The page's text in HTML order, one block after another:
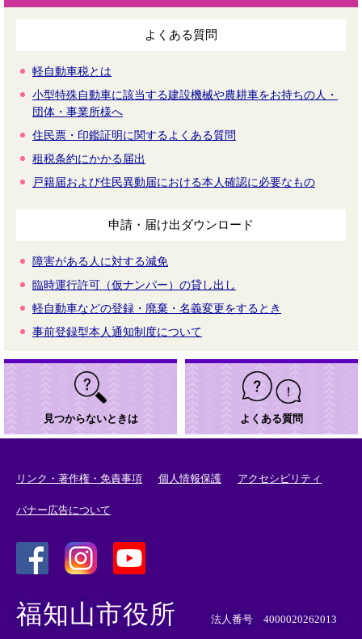
よくある質問
軽自動車税とは
小型特殊自動車に該当する建設機械や農耕車をお持ちの人・
団体・事業所様へ
住民票・印鑑証明に関するよくある質問
租税条約にかかる届出
戸籍届および住民異動届における本人確認に必要なもの
申請・届け出ダウンロード
障害がある人に対する減免
臨時運行許可（仮ナンバー）の貸し出し
軽自動車などの登録・廃棄・名義変更をするとき
事前登録型本人通知制度について
見つからないときは よくある質問
リンク・著作権・免責事項 個人情報保護 アクセシビリティ
バナー広告について
外
部
リ
外
リ
外
部
福知山市役所 法人番号 4000020262013